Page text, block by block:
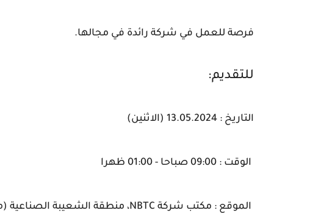
فرصة للعمل في شركة رائدة في مجالها.
للتقديم:
التاريخ : 13.05.2024 (الاثنين)
الوقت : 09:00 صباحا - 01:00 ظهرا
الموقع : مكتب شركة NBTC، منطقة الشعيبة الصناعية (ميناء عبد الله)